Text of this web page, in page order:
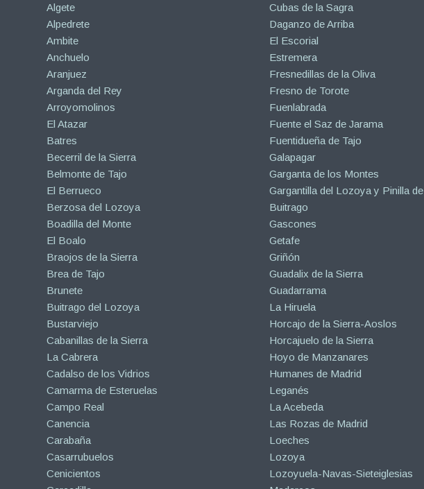
Algete
Alpedrete
Ambite
Anchuelo
Aranjuez
Arganda del Rey
Arroyomolinos
El Atazar
Batres
Becerril de la Sierra
Belmonte de Tajo
El Berrueco
Berzosa del Lozoya
Boadilla del Monte
El Boalo
Braojos de la Sierra
Brea de Tajo
Brunete
Buitrago del Lozoya
Bustarviejo
Cabanillas de la Sierra
La Cabrera
Cadalso de los Vidrios
Camarma de Esteruelas
Campo Real
Canencia
Carabaña
Casarrubuelos
Cenicientos
Cubas de la Sagra
Daganzo de Arriba
El Escorial
Estremera
Fresnedillas de la Oliva
Fresno de Torote
Fuenlabrada
Fuente el Saz de Jarama
Fuentidueña de Tajo
Galapagar
Garganta de los Montes
Gargantilla del Lozoya y Pinilla de
Buitrago
Gascones
Getafe
Griñón
Guadalix de la Sierra
Guadarrama
La Hiruela
Horcajo de la Sierra-Aoslos
Horcajuelo de la Sierra
Hoyo de Manzanares
Humanes de Madrid
Leganés
La Acebeda
Las Rozas de Madrid
Loeches
Lozoya
Lozoyuela-Navas-Sieteiglesias